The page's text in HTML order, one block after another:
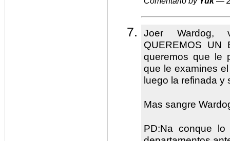
Joer Wardog,
QUEREMOS UN
queremos que le
que le examines
luego la refinada y
Mas sangre
PD:Na conque